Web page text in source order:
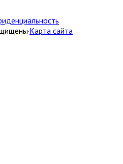
·Карта сайта